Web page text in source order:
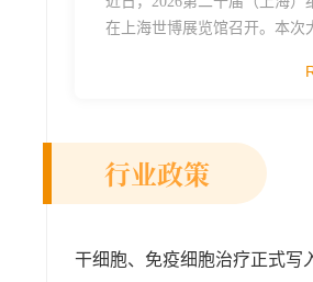
在上海世博展览馆召开。本次
促进会细胞医药分会、武汉东
行业政策
干细胞、免疫细胞治疗正式写